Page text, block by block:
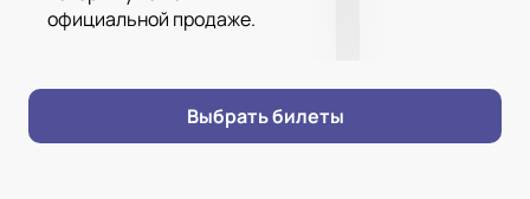
официальной продаже.
Выбрать билеты